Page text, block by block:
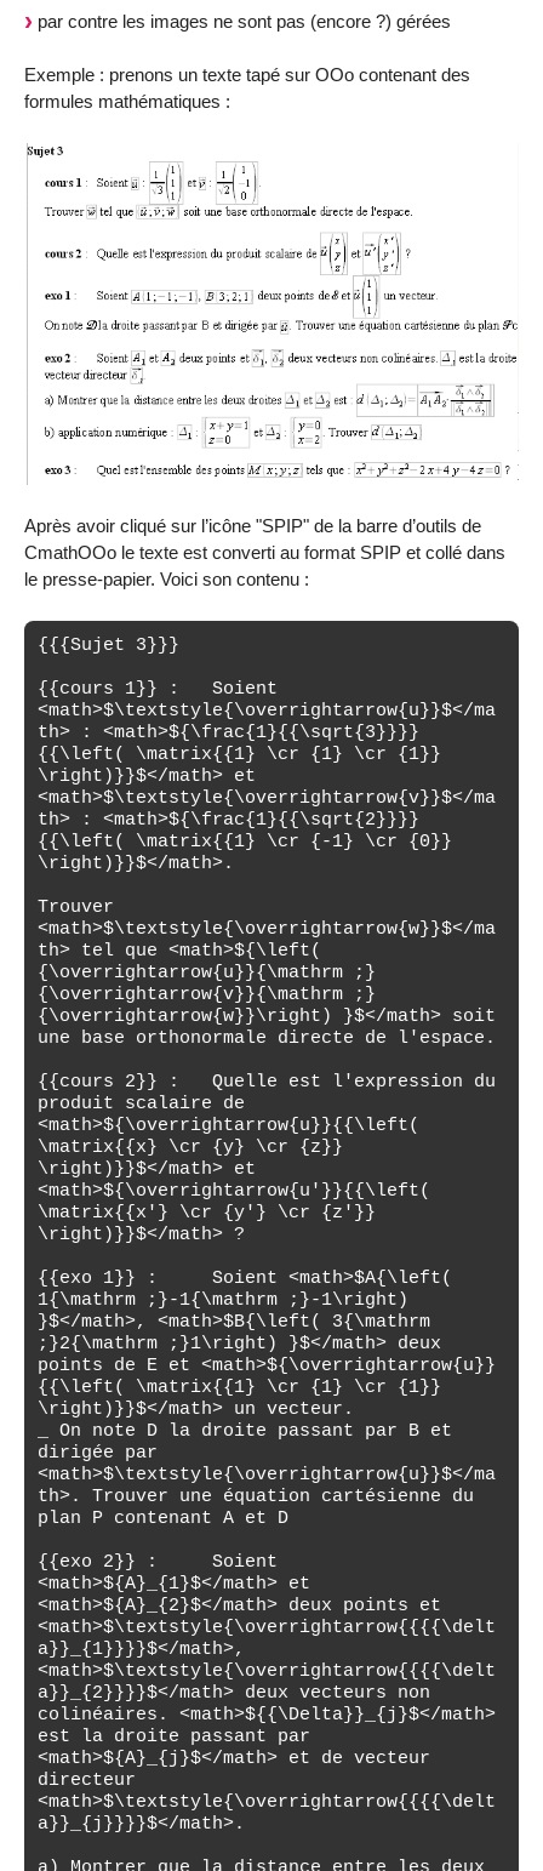
par contre les images ne sont pas (encore ?) gérées
Exemple : prenons un texte tapé sur OOo contenant des
formules mathématiques :
Après avoir cliqué sur l’icône "SPIP" de la barre d’outils de
CmathOOo le texte est converti au format SPIP et collé dans
le presse-papier. Voici son contenu :